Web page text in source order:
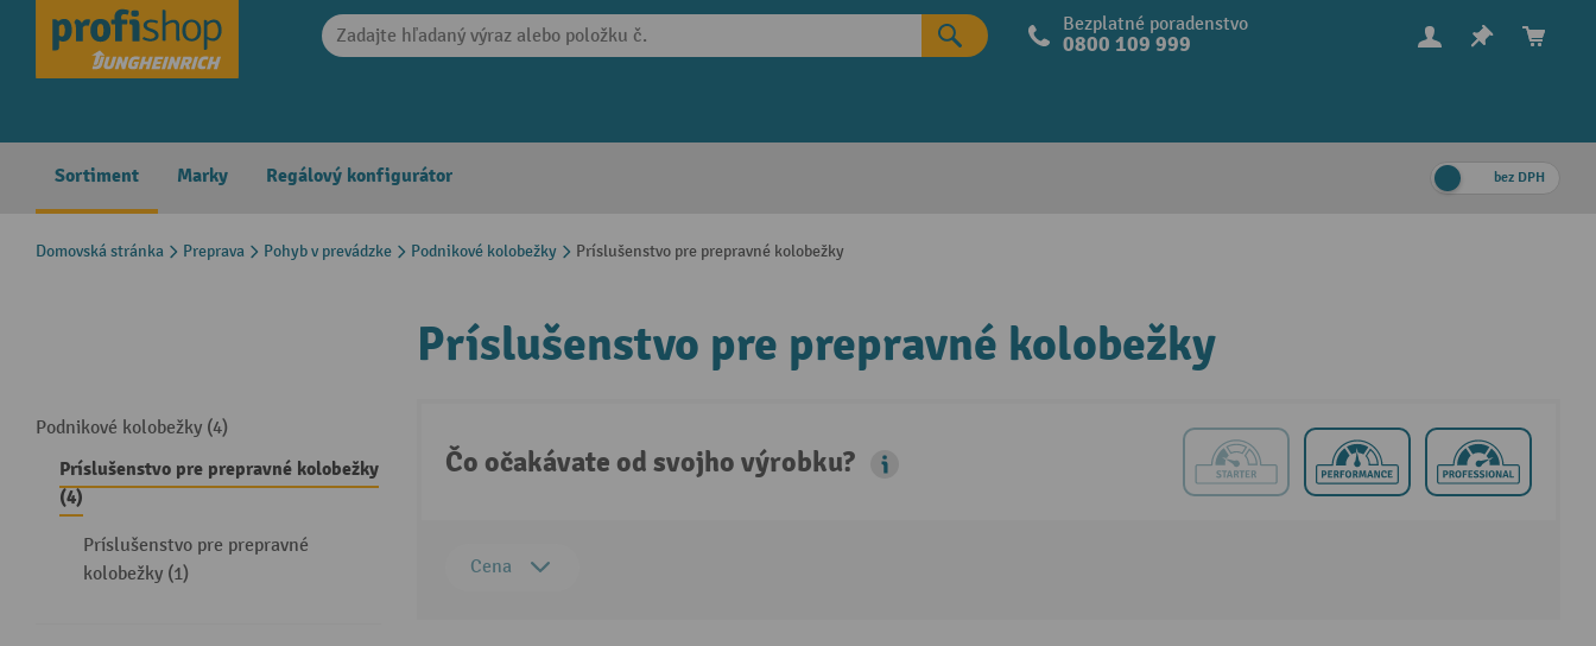
Skip to main navigation Bezplatné poradenstvo
0800 109 999
Sortiment Marky Regálový konfigurátor bez DPH
Domovská stránka Preprava Pohyb v prevádzke Podnikové kolobežky Príslušenstvo pre prepravné kolobežky
Podnikové kolobežky (4)
Príslušenstvo pre prepravné kolobežky
(4)
Príslušenstvo pre prepravné
kolobežky (1)
Príslušenstvo pre prepravné kolobežky
Čo očakávate od svojho výrobku?
Cena